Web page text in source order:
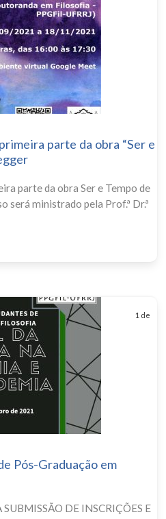
parte da obra “Ser e
parte da obra Ser e Tempo de
será ministrado pela Prof.ª Dr.ª
1 de
Pós-Graduação em
DE INSCRIÇÕES E